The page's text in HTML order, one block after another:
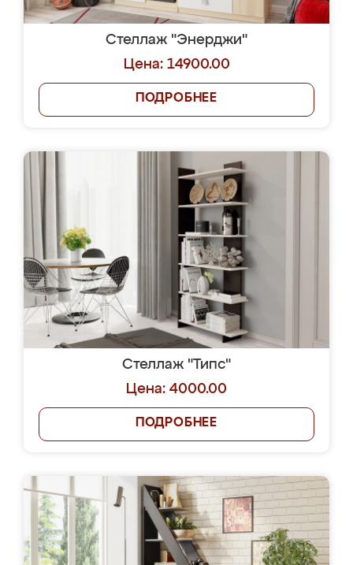
Стеллаж "Энерджи"
Цена: 14900.00
ПОДРОБНЕЕ
Стеллаж "Типс"
Цена: 4000.00
ПОДРОБНЕЕ